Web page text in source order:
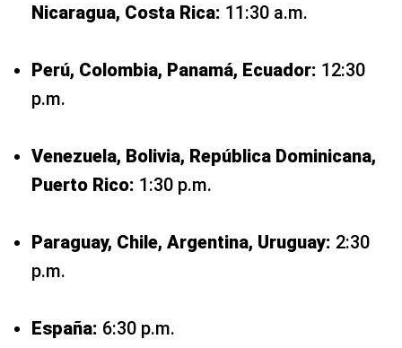
Nicaragua, Costa Rica: 11:30 a.m.
Perú, Colombia, Panamá, Ecuador: 12:30
p.m.
Venezuela, Bolivia, República Dominicana,
Puerto Rico: 1:30 p.m.
Paraguay, Chile, Argentina, Uruguay: 2:30
p.m.
España: 6:30 p.m.